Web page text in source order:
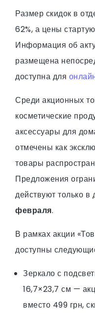
Размер скидок в
62%, а цены
Информация об
размещена
доступна для
Среди акционных
косметические
аксессуары для
отмечены как
товары
Предложения
действуют только
февраля.
В рамках акции
доступны
Зеркало с
16,7×23,7 см —
вместо 499 грн,